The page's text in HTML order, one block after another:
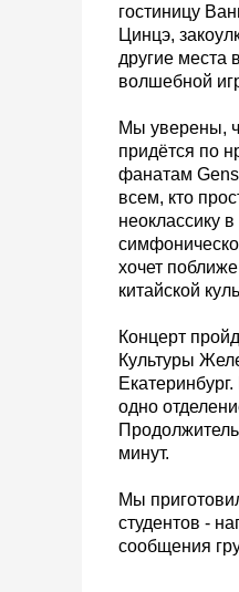
гостиницу
Цинцэ,
другие места
волшебной
Мы уверены,
придётся по
фанатам
всем, кто
неоклассику
хочет
китайской
Концерт
Культуры
одно
минут.
Мы
студентов -
сообщения